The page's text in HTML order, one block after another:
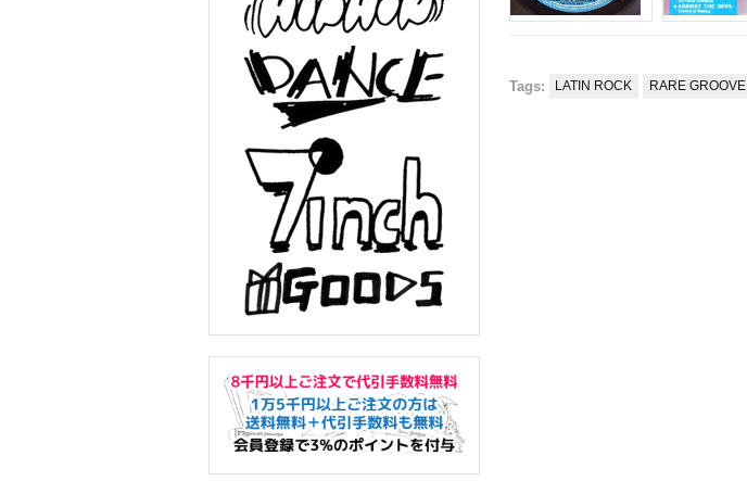
Tags: LATIN ROCK RARE GROOVE